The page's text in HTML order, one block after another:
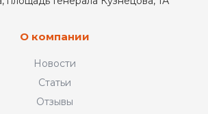
О компании
Новости
Статьи
Отзывы